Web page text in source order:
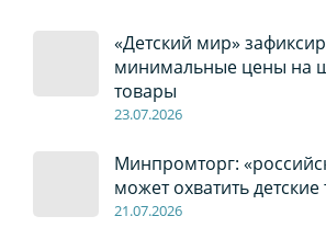
«Детский мир»
минимальные цены на
товары
23.07.2026
Минпромторг:
может охватить
21.07.2026